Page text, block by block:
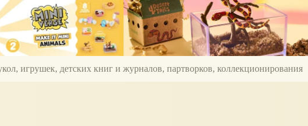
игрушек, детских книг и журналов, партворков, коллекционирования